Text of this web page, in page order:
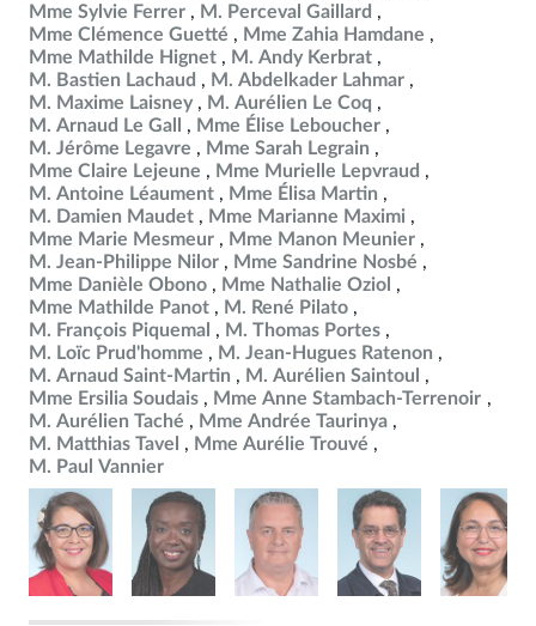
Mme Sylvie Ferrer
M. Perceval Gaillard
Mme Clémence Guetté
Mme Zahia Hamdane
Mme Mathilde Hignet
M. Andy Kerbrat
M. Bastien Lachaud
M. Abdelkader Lahmar
M. Maxime Laisney
M. Aurélien Le Coq
M. Arnaud Le Gall
Mme Élise Leboucher
M. Jérôme Legavre
Mme Sarah Legrain
Mme Claire Lejeune
Mme Murielle Lepvraud
M. Antoine Léaument
Mme Élisa Martin
M. Damien Maudet
Mme Marianne Maximi
Mme Marie Mesmeur
Mme Manon Meunier
M. Jean-Philippe Nilor
Mme Sandrine Nosbé
Mme Danièle Obono
Mme Nathalie Oziol
Mme Mathilde Panot
M. René Pilato
M. François Piquemal
M. Thomas Portes
M. Loïc Prud'homme
M. Jean-Hugues Ratenon
M. Arnaud Saint-Martin
M. Aurélien Saintoul
Mme Ersilia Soudais
Mme Anne Stambach-Terrenoir
M. Aurélien Taché
Mme Andrée Taurinya
M. Matthias Tavel
Mme Aurélie Trouvé
M. Paul Vannier